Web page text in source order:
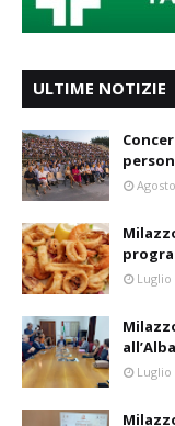
ULTIME NOTIZIE
Luglio
Luglio